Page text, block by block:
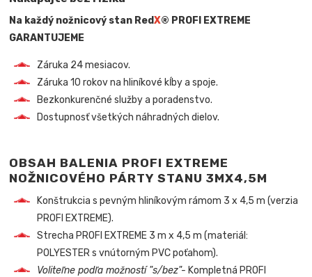
Na každý nožnicový stan RedX® PROFI EXTREME
GARANTUJEME
Záruka 24 mesiacov.
Záruka 10 rokov na hliníkové kĺby a spoje.
Bezkonkurenčné služby a poradenstvo.
Dostupnosť všetkých náhradných dielov.
OBSAH BALENIA PROFI EXTREME
NOŽNICOVÉHO PÁRTY STANU 3MX4,5M
Konštrukcia s pevným hliníkovým rámom 3 x 4,5 m (verzia
PROFI EXTREME).
Strecha PROFI EXTREME 3 m x 4,5 m (materiál:
POLYESTER s vnútorným PVC poťahom).
Voliteľne podľa možností "s/bez"- Kompletná PROFI